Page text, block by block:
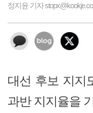
정지윤 기자
대선 후보 지지
과반 지지율을